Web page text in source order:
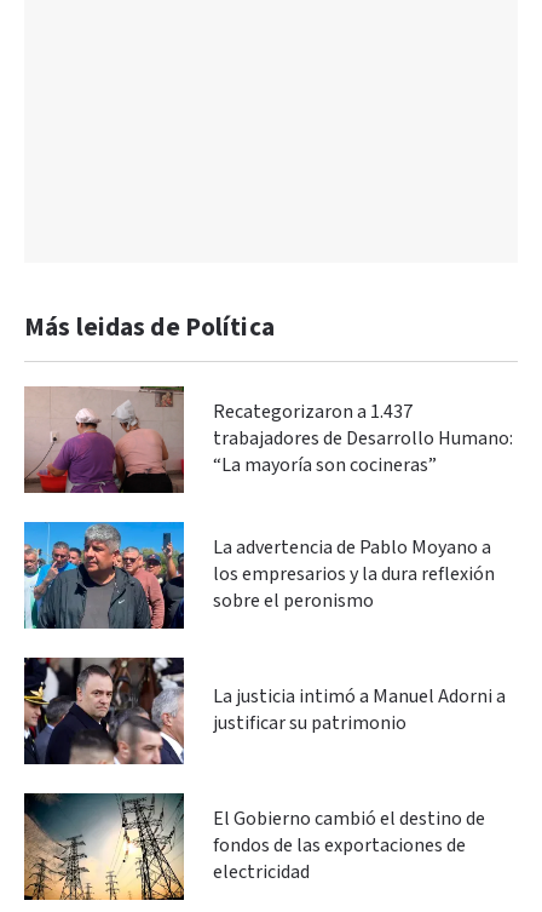
Más leidas de Política
Recategorizaron a 1.437
trabajadores de Desarrollo Humano:
“La mayoría son cocineras”
La advertencia de Pablo Moyano a
los empresarios y la dura reflexión
sobre el peronismo
La justicia intimó a Manuel Adorni a
justificar su patrimonio
El Gobierno cambió el destino de
fondos de las exportaciones de
electricidad